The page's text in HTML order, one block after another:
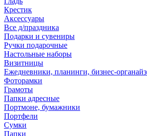
Крестик
Аксессуары
Все д/праздника
Подарки и сувениры
Ручки подарочные
Настольные наборы
Визитницы
Ежедневники, планинги, бизнес-
Фоторамки
Грамоты
Папки адресные
Портмоне, бумажники
Портфели
Сумки
Папки